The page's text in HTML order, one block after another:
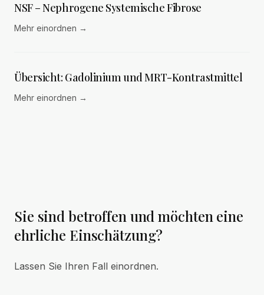
NSF – Nephrogene Systemische Fibrose
Mehr einordnen →
Übersicht: Gadolinium und MRT-Kontrastmittel
Mehr einordnen →
Sie sind betroffen und möchten eine
ehrliche Einschätzung?
Lassen Sie Ihren Fall einordnen.